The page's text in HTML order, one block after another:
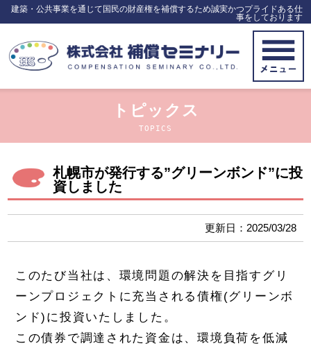
建築・公共事業を通じて国民の財産権を補償するため誠実かつプライドある仕
事をしております
トピックス
TOPICS
札幌市が発行する”グリーンボンド”に投
資しました
更新日：2025/03/28
このたび当社は、環境問題の解決を目指すグリ
ーンプロジェクトに充当される債権(グリーンボ
ンド)に投資いたしました。
この債券で調達された資金は、環境負荷を低減